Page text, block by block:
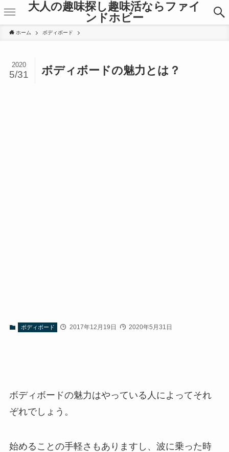
大人の趣味探し趣味活ならファイ
ンドホビー
ホーム ボディボード
ボディボードの魅力とは？
2020
5/31
ボディボード 2017年12月19日 2020年5月31日
ボディボードの魅力はやっている人によってそれ
ぞれでしょう。
始めることの手軽さもありますし、波に乗った時